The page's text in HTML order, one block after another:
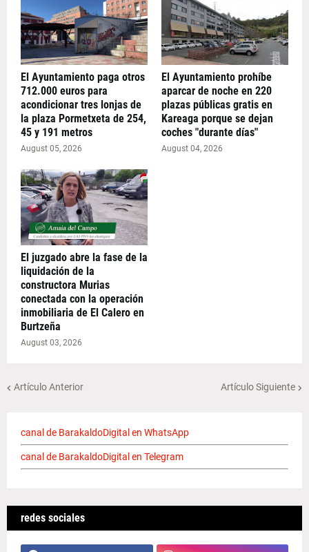
El Ayuntamiento paga otros
712.000 euros para
acondicionar tres lonjas de
la plaza Pormetxeta de 254,
45 y 191 metros
August 05, 2026
El Ayuntamiento prohíbe
aparcar de noche en 220
plazas públicas gratis en
Kareaga porque se dejan
coches "durante días"
August 04, 2026
El juzgado abre la fase de la
liquidación de la
constructora Murias
conectada con la operación
inmobiliaria de El Calero en
Burtzeña
August 03, 2026
Artículo Anterior Artículo Siguiente
canal de BarakaldoDigital en WhatsApp
canal de BarakaldoDigital en Telegram
redes sociales